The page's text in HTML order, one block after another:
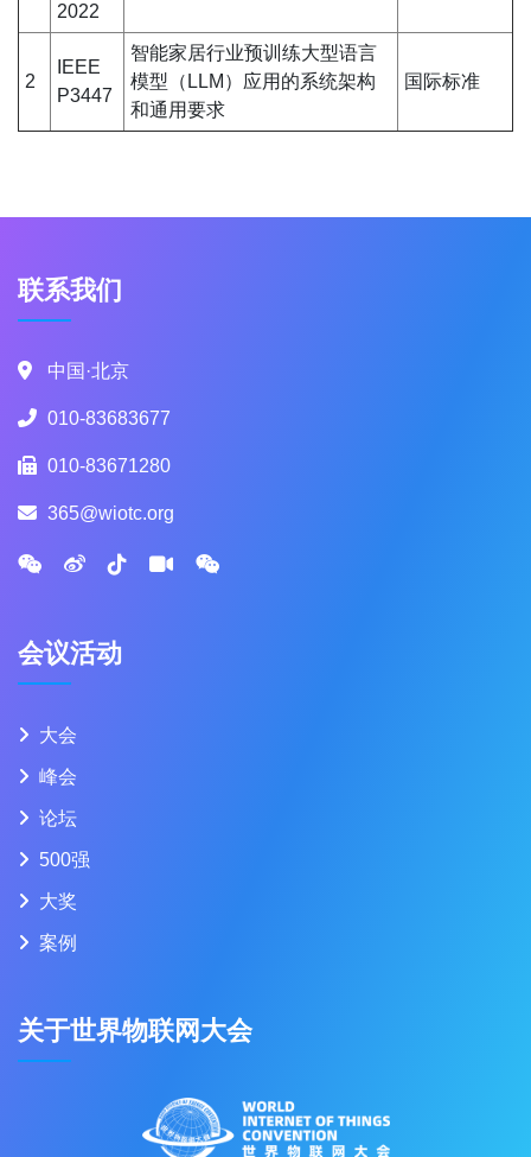
2022
2
IEEE
P3447
智能家居行业预训练大型语言
模型（LLM）应用的系统架构
和通用要求
国际标准
联系我们
中国·北京
010-83683677
010-83671280
365@wiotc.org
会议活动
大会
峰会
论坛
500强
大奖
案例
关于世界物联网大会